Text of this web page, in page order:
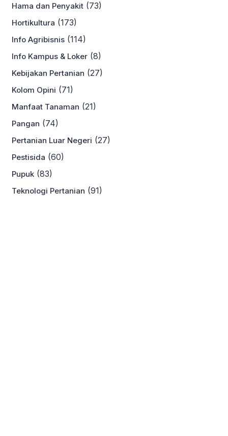
Hama dan Penyakit (73)
Hortikultura (173)
Info Agribisnis (114)
Info Kampus & Loker (8)
Kebijakan Pertanian (27)
Kolom Opini (71)
Manfaat Tanaman (21)
Pangan (74)
Pertanian Luar Negeri (27)
Pestisida (60)
Pupuk (83)
Teknologi Pertanian (91)